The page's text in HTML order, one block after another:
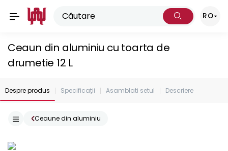
RO
Ceaun din aluminiu cu toarta de
drumetie 12 L
Despre produs Specificații Asamblati setul Descriere
Ceaune din aluminiu